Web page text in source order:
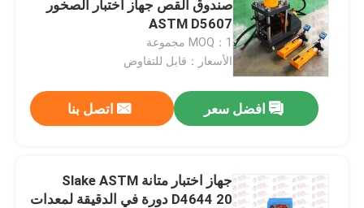
معدات الاختبار غير المدمرة
صندوق القص جهاز اختبار الصخور
ASTM D5607
MOQ：1 مجموعة
الأسعار：قابل للتفاوض
افضل سعر اتصل بنا
جهاز اختبار متانة Slake ASTM
D4644 20 دورة في الدقيقة لمعدات